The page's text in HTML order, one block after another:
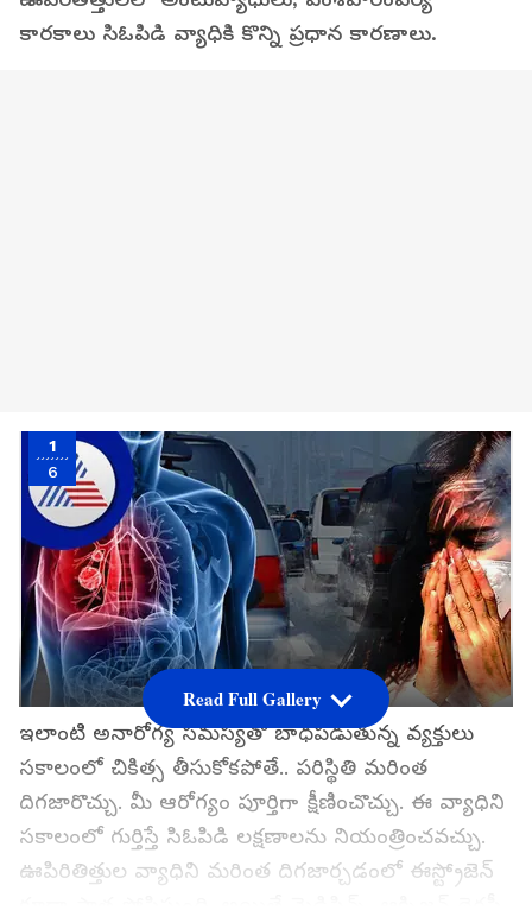
కారకాలు సిఓపిడి వ్యాధికి కొన్ని ప్రధాన కారణాలు.
1
6
ఇలాంటి అనారోగ్య సమస్యతో బాధపడుతున్న వ్యక్తులు
సకాలంలో చికిత్స తీసుకోకపోతే.. పరిస్థితి మరింత
దిగజారొచ్చు. మీ ఆరోగ్యం పూర్తిగా క్షీణించొచ్చు. ఈ వ్యాధిని
సకాలంలో గుర్తిస్తే సిఓపిడి లక్షణాలను నియంత్రించవచ్చు.
ఊపిరితిత్తుల వ్యాధిని మరింత దిగజార్చడంలో ఈస్ట్రోజెన్
Read Full Gallery